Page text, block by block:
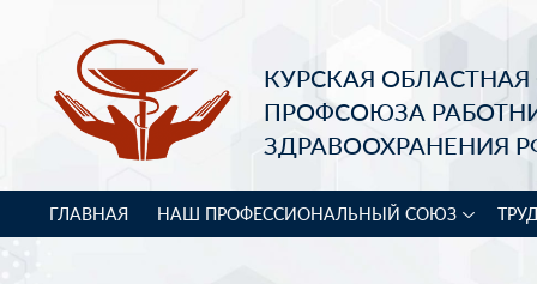
КУРСКАЯ
ПРОФСОЮЗА
ЗДРАВООХРАНЕНИЯ
ГЛАВНАЯ НАШ ПРОФЕССИОНАЛЬНЫЙ СОЮЗ